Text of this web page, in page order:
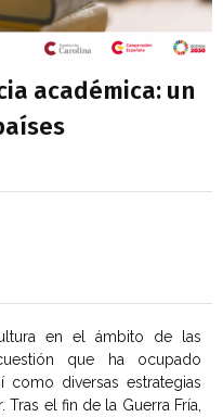
académica: un
en el ámbito de las
que ha ocupado
como diversas estrategias
el fin de la Guerra Fría,